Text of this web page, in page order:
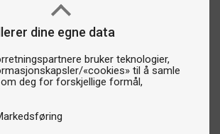
dine egne data
bruker teknologier,
«cookies» til å samle
deg for forskjellige formål,